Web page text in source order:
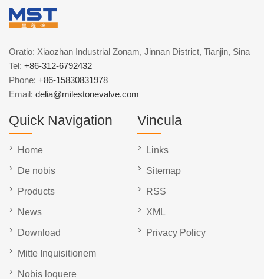
Oratio: Xiaozhan Industrial Zonam, Jinnan District, Tianjin, Sina
Tel: +86-312-6792432
Phone: +86-15830831978
Email: delia@milestonevalve.com
Quick Navigation
Home
De nobis
Products
News
Download
Mitte Inquisitionem
Nobis loquere
Vincula
Links
Sitemap
RSS
XML
Privacy Policy